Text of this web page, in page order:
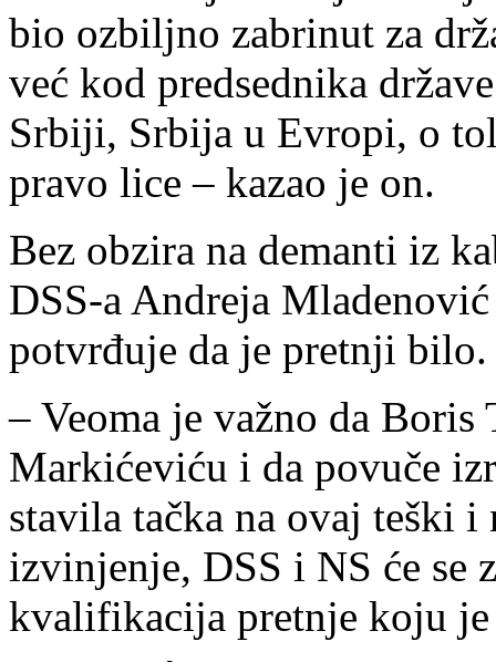
bio ozbiljno zabrinut za
već kod predsednika
Srbiji, Srbija u Evropi, o
pravo lice – kazao je on.
Bez obzira na demanti iz
DSS-a Andreja
potvrđuje da je pretnji bilo.
– Veoma je važno da
Markićeviću i da povuče
stavila tačka na ovaj teški
izvinjenje, DSS i NS će se
kvalifikacija pretnje koju je